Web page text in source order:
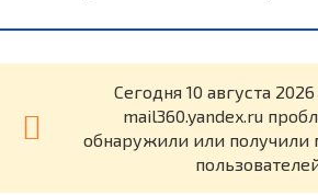
Cегодня 10 августа
mail360.yandex.ru
обнаружили или получили